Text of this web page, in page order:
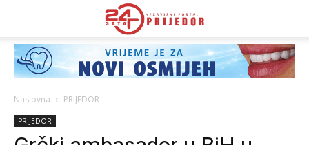
Naslovna PRIJEDOR
PRIJEDOR